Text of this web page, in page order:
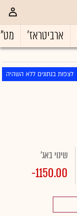
ארביטראז'
לצפות בנתונים ללא השהיה
שינוי באג'
-1150.00